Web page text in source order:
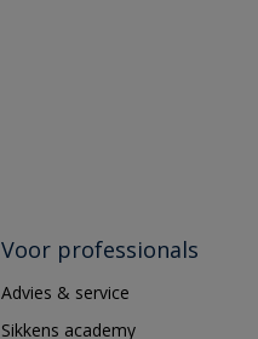
Voor professionals
Advies & service
Sikkens academy